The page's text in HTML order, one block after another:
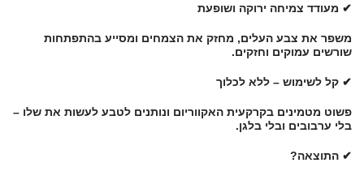
✔ מעודד צמיחה ירוקה ושופעת
משפר את צבע העלים, מחזק את הצמחים ומסייע בהתפתחות
שורשים עמוקים וחזקים.
✔ קל לשימוש – ללא לכלוך
פשוט מטמינים בקרקעית האקווריום ונותנים לטבע לעשות את שלו –
בלי ערבובים ובלי בלגן.
✔ התוצאה?